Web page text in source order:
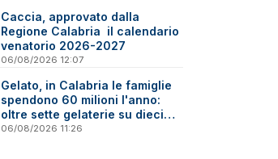
Caccia, approvato dalla
Regione Calabria il calendario
venatorio 2026-2027
06/08/2026 12:07
Gelato, in Calabria le famiglie
spendono 60 milioni l'anno:
oltre sette gelaterie su dieci
sono artigiane
06/08/2026 11:26